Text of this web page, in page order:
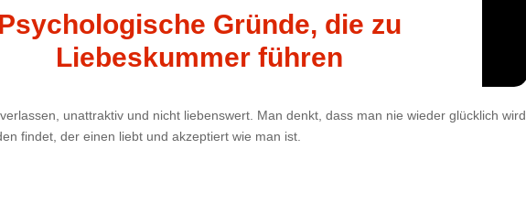
Psychologische Gründe, die zu
Liebeskummer führen
unattraktiv und nicht liebenswert. Man denkt, dass man nie wieder glücklich wird
findet, der einen liebt und akzeptiert wie man ist.